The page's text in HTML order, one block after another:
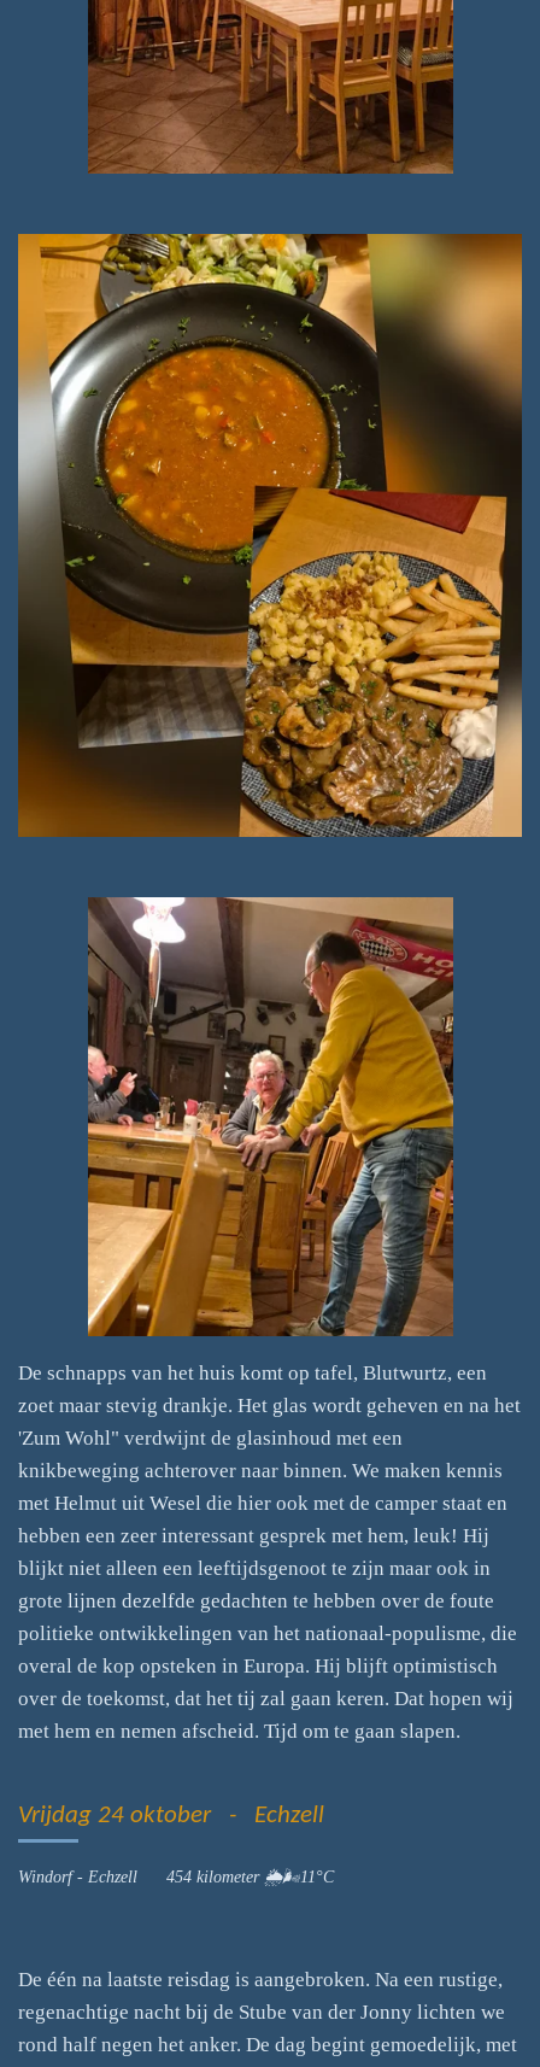
De schnapps van het huis komt op tafel, Blutwurtz, een
zoet maar stevig drankje. Het glas wordt geheven en na het
'Zum Wohl" verdwijnt de glasinhoud met een
knikbeweging achterover naar binnen. We maken kennis
met Helmut uit Wesel die hier ook met de camper staat en
hebben een zeer interessant gesprek met hem, leuk! Hij
blijkt niet alleen een leeftijdsgenoot te zijn maar ook in
grote lijnen dezelfde gedachten te hebben over de foute
politieke ontwikkelingen van het nationaal-populisme, die
overal de kop opsteken in Europa. Hij blijft optimistisch
over de toekomst, dat het tij zal gaan keren. Dat hopen wij
met hem en nemen afscheid. Tijd om te gaan slapen.
Vrijdag 24 oktober - Echzell
Windorf - Echzell 454 kilometer 🌦🌬11°C
De één na laatste reisdag is aangebroken. Na een rustige,
regenachtige nacht bij de Stube van der Jonny lichten we
rond half negen het anker. De dag begint gemoedelijk, met